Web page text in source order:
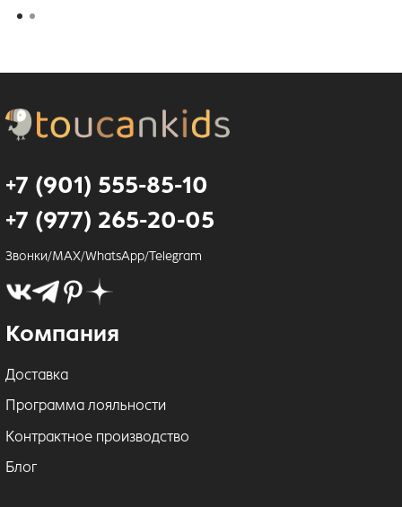
+7 (901) 555-85-10
+7 (977) 265-20-05
Звонки/MAX/WhatsApp/Telegram
Компания
Доставка
Программа лояльности
Контрактное производство
Блог